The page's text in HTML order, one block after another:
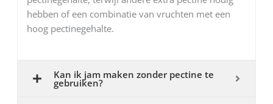
hebben of een combinatie van vruchten met een
hoog pectinegehalte.
Kan ik jam maken zonder pectine te
gebruiken?